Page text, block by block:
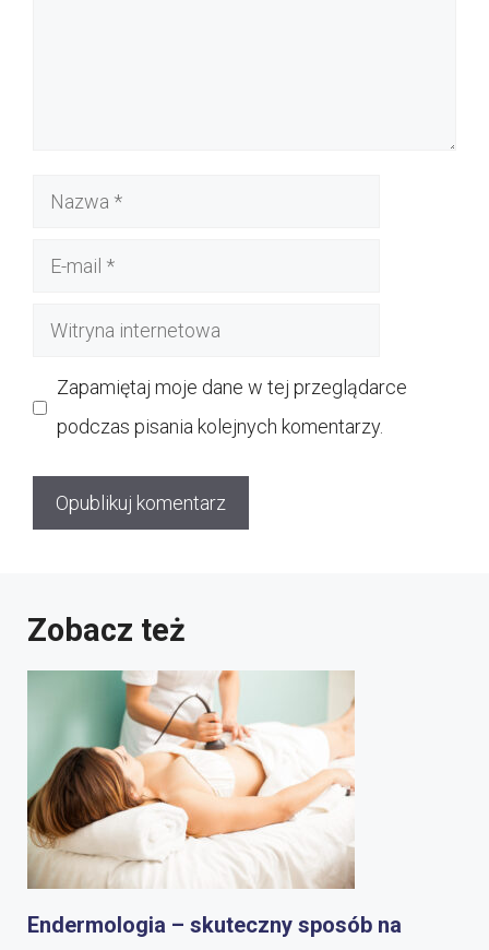
Nazwa
Witryna
Zapamiętaj moje dane w tej przeglądarce
podczas pisania kolejnych komentarzy.
Zobacz też
Endermologia – skuteczny sposób na